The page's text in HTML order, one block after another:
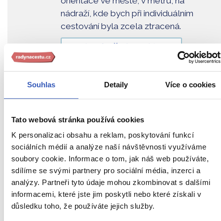
Souhlas Detaily Více o cookies
Tato webová stránka používá cookies
K personalizaci obsahu a reklam, poskytování funkcí
sociálních médií a analýze naší návštěvnosti využíváme
soubory cookie. Informace o tom, jak náš web používáte,
sdílíme se svými partnery pro sociální média, inzerci a
analýzy. Partneři tyto údaje mohou zkombinovat s dalšími
informacemi, které jste jim poskytli nebo které získali v
důsledku toho, že používáte jejich služby.
nádraží, kde bych při individuálním
cestování byla zcela ztracená.
temperament
Vyberte si jeden z našich65 zájezdů do
Španělska
Zájezdy do Španělska
Nejbližší volný zájezdjiž 16. září